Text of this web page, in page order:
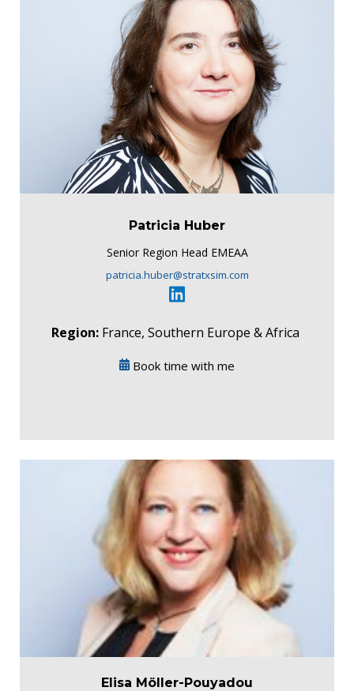
Patricia Huber
Senior Region Head EMEAA
patricia.huber@stratxsim.com
Region: France, Southern Europe & Africa
Book time with me
Elisa Möller-Pouyadou